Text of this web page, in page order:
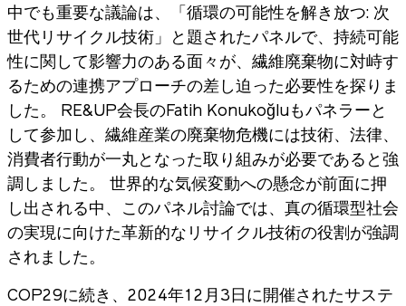
中でも重要な議論は、「循環の可能性を解き放つ: 次
世代リサイクル技術」と題されたパネルで、持続可能
性に関して影響力のある面々が、繊維廃棄物に対峙す
るための連携アプローチの差し迫った必要性を探りま
した。 RE&UP会長のFatih Konukoğluもパネラーと
して参加し、繊維産業の廃棄物危機には技術、法律、
消費者行動が一丸となった取り組みが必要であると強
調しました。 世界的な気候変動への懸念が前面に押
し出される中、このパネル討論では、真の循環型社会
の実現に向けた革新的なリサイクル技術の役割が強調
されました。
COP29に続き、2024年12月3日に開催されたサステ